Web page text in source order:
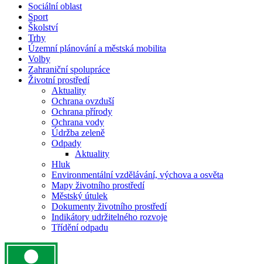
Sociální oblast
Sport
Školství
Trhy
Územní plánování a městská mobilita
Volby
Zahraniční spolupráce
Životní prostředí
Aktuality
Ochrana ovzduší
Ochrana přírody
Ochrana vody
Údržba zeleně
Odpady
Aktuality
Hluk
Environmentální vzdělávání, výchova a osvěta
Mapy životního prostředí
Městský útulek
Dokumenty životního prostředí
Indikátory udržitelného rozvoje
Třídění odpadu